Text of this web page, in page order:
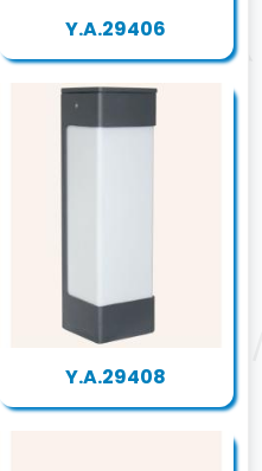
Y.A.29406
Y.A.29408